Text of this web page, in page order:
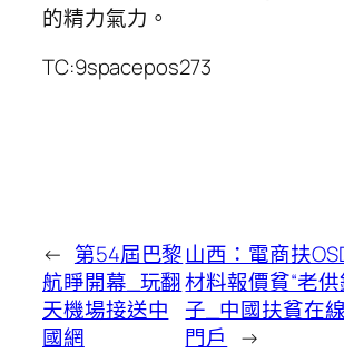
的精力氣力。
TC:9spacepos273
← 第54屆巴黎
航睜開幕_玩翻
天機場接送中
國網
山西：電商扶
材料報價貧“老
子_中國扶貧在
門戶
→